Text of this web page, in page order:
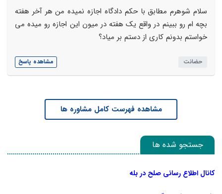
سلام شوهرم مطابق با حکم دادگاه اجازه نمیده من هر آخر هفته
بچه ام رو ببینم در واقع یک هفته در میون این اجازه رو میده می
خواستم بدونم کاری از دستم بر میاد؟
حضانت مشاهده پاسخ
مشاهده فهرست کامل مشاوره ها
جستجو شده ها
کانال اطلاع رسانی صلح در بله